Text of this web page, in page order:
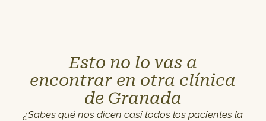
Esto no lo vas a
encontrar en otra clínica
de Granada
¿Sabes qué nos dicen casi todos los pacientes la